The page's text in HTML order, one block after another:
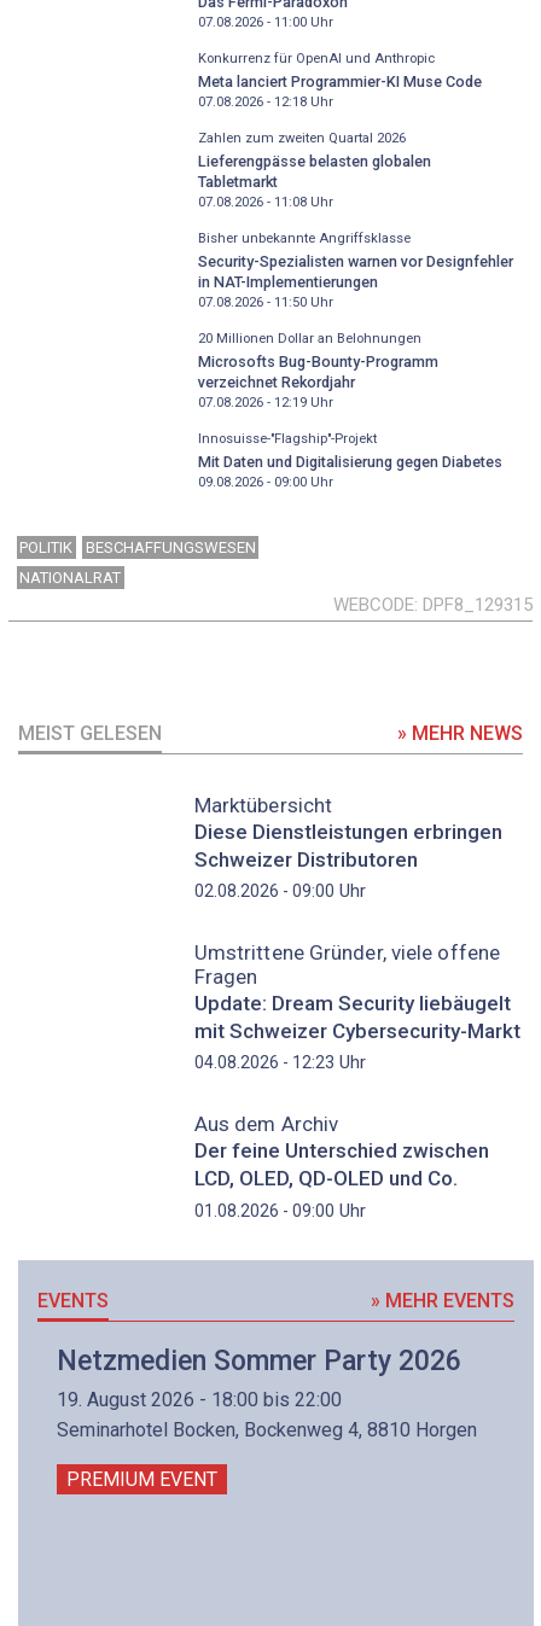
07.08.2026 - 11:00Uhr
Konkurrenz für OpenAI und Anthropic
Meta lanciert Programmier-KI Muse Code
07.08.2026 - 12:18Uhr
Zahlen zum zweiten Quartal 2026
Lieferengpässe belasten globalen
Tabletmarkt
07.08.2026 - 11:08Uhr
Bisher unbekannte Angriffsklasse
Security-Spezialisten warnen vor Designfehler
in NAT-Implementierungen
07.08.2026 - 11:50Uhr
20 Millionen Dollar an Belohnungen
Microsofts Bug-Bounty-Programm
verzeichnet Rekordjahr
07.08.2026 - 12:19Uhr
Innosuisse-"Flagship"-Projekt
Mit Daten und Digitalisierung gegen Diabetes
09.08.2026 - 09:00Uhr
POLITIK
BESCHAFFUNGSWESEN
NATIONALRAT
WEBCODE DPF8_129315
MEIST GELESEN » MEHR NEWS
Marktübersicht
Diese Dienstleistungen erbringen
Schweizer Distributoren
02.08.2026 - 09:00 Uhr
Umstrittene Gründer, viele offene
Fragen
Update: Dream Security liebäugelt
mit Schweizer Cybersecurity-Markt
04.08.2026 - 12:23 Uhr
Aus dem Archiv
Der feine Unterschied zwischen
LCD, OLED, QD-OLED und Co.
01.08.2026 - 09:00 Uhr
EVENTS » MEHR EVENTS
Netzmedien Sommer Party 2026
19. August 2026 - 18:00 bis 22:00
Seminarhotel Bocken, Bockenweg 4, 8810 Horgen
PREMIUM EVENT